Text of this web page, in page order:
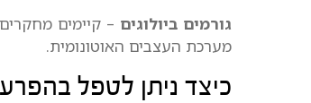
גורמים ביולוגים – קיימים
מערכת העצבים האוטונומית.
כיצד ניתן לטפל